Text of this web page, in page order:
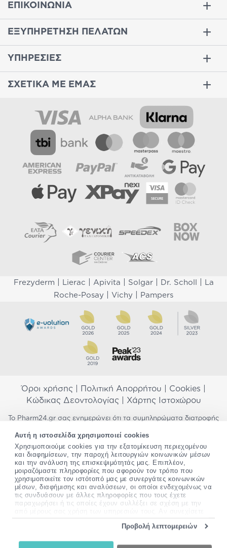
Αυτή η ιστοσελίδα χρησιμοποιεί cookies
Χρησιμοποιούμε cookies για την εξατομίκευση περιεχομένου
και διαφημίσεων, την παροχή λειτουργιών κοινωνικών μέσων
και την ανάλυση της επισκεψιμότητάς μας. Επιπλέον,
μοιραζόμαστε πληροφορίες που αφορούν τον τρόπο που
χρησιμοποιείτε τον ιστότοπό μας με συνεργάτες κοινωνικών
μέσων, διαφήμισης και αναλύσεων, οι οποίοι ενδεχομένως να
τις συνδυάσουν με άλλες πληροφορίες που τους έχετε
παραχωρήσει ή τις οποίες έχουν συλλέξει σε σχέση με την
να δείτεεδώ.
Προβολή λεπτομερειών
ΕΠΙΚΟΙΝΩΝΙΑ
ΕΞΥΠΗΡΕΤΗΣΗ ΠΕΛΑΤΩΝ
ΥΠΗΡΕΣΙΕΣ
ΣΧΕΤΙΚΑ ΜΕ ΕΜΑΣ
Frezyderm Lierac Apivita Solgar| Dr. Scholl
La
Roche-Posay
Vichy Pampers
Όροι χρήσης Πολιτική Απορρήτου Cookies
Κώδικας Δεοντολογίας| Χάρτης Ιστοχώρου
Το Pharm24.gr σας ενημερώνει ότι τα συμπληρώματα διατροφής
προορίζονται για την πρόληψη, αγωγή ή θεραπεία ανθρώπινης
νόσου. Συμβουλευτείτε τον γιατρό σας εάν είστε έγκυος,
θηλάζετε, ακολουθείτε παράλληλα φαρμακευτική αγωγή ή
αντιμετωπίζετε προβλήματα υγείας πριν χρησιμοποιήσετε
οποιοδήποτε συμπλήρωμα διατροφής. Προσπαθούμε διαρκώς να
σας παρέχουμε ακριβείς και έγκυρες πληροφορίες. Σε περίπτωση
που έχετε κάποια ερώτηση ή παρατήρηση σχετικά με αυτές,
παρακαλώεπικοινωνήστε μαζί μας.
2012-2026 - All rights Reserved •
Website by